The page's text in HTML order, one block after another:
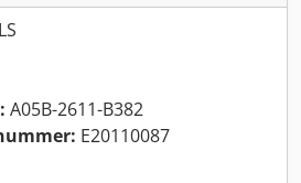
A05B-2611-B382
E20110087